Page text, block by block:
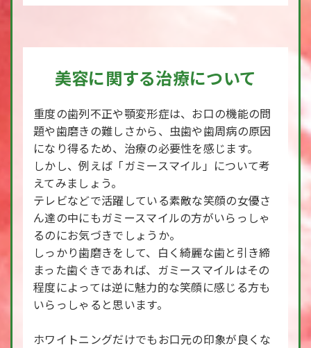
美容に関する治療について
重度の歯列不正や顎変形症は、お口の機能の問
題や歯磨きの難しさから、虫歯や歯周病の原因
になり得るため、治療の必要性を感じます。
しかし、例えば「ガミースマイル」について考
えてみましょう。
テレビなどで活躍している素敵な笑顔の女優さ
ん達の中にもガミースマイルの方がいらっしゃ
るのにお気づきでしょうか。
しっかり歯磨きをして、白く綺麗な歯と引き締
まった歯ぐきであれば、ガミースマイルはその
程度によっては逆に魅力的な笑顔に感じる方も
いらっしゃると思います。
ホワイトニングだけでもお口元の印象が良くな